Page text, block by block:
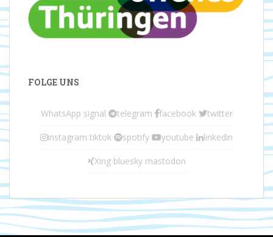
FOLGE UNS
WhatsApp signal telegram facebook twitter
instagram tiktok spotify youtube linkedin
Xing bluesky mastodon